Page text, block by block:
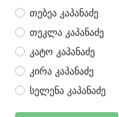
თებეა კაპანაძე
თეკლა კაპანაძე
კატო კაპანაძე
კირა კაპანაძე
სელენა კაპანაძე